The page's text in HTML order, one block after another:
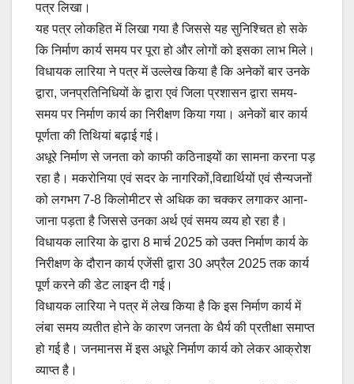
पत्र लिखा।
यह पत्र लोकहित में लिखा गया है जिससे यह सुनिश्चित हो सके
कि निर्माण कार्य समय पर पूरा हो और लोगों को इसका लाभ मिले।
विधायक लारिया ने पत्र में उल्लेख किया है कि अनेकों बार उनके
द्वारा, जनप्रतिनिधियों के द्वारा एवं जिला प्रशासन द्वारा समय-
समय पर निर्माण कार्य का निरीक्षण किया गया। अनेकों बार कार्य
पूर्णता की तिथियां बढ़ाई गई।
अधूरे निर्माण से जनता को काफी कठिनाइयों का सामना करना पड़
रहा है। मकरोनिया एवं सदर के नागरिकों,विद्यार्थियों एवं सैन्यजनों
को लगभग 7-8 किलोमीटर से अधिक का चक्कर लगाकर आना-
जाना पड़ता है जिससे उनका अर्थ एवं समय व्यय हो रहा है।
विधायक लारिया के द्वारा 8 मार्च 2025 को उक्त निर्माण कार्य के
निरीक्षण के दौरान कार्य एजेंसी द्वारा 30 अप्रैल 2025 तक कार्य
पूर्ण करने की डेट लाइन दी गई।
विधायक लारिया ने पत्र में लेख किया है कि इस निर्माण कार्य में
लंबा समय व्यतीत होने के कारण जनता के धैर्य की प्रतीक्षा समाप्त
हो गई है। जनमानस में इस अधूरे निर्माण कार्य को लेकर आक्रोश
व्याप्त है।